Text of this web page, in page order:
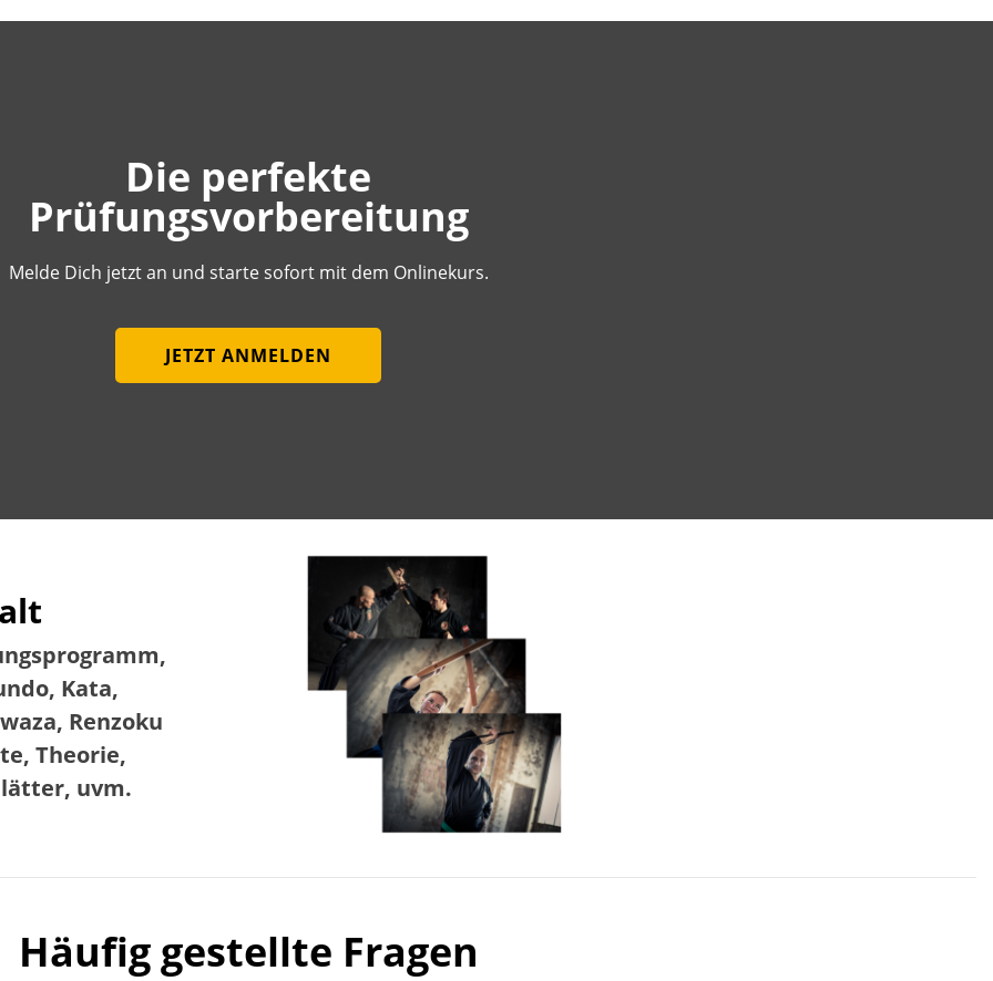
Die perfekte
Prüfungsvorbereitung
Melde Dich jetzt an und starte sofort mit dem Onlinekurs.
JETZT ANMELDEN
Kata,
Renzoku
Theorie,
uvm.
Häufig gestellte Fragen